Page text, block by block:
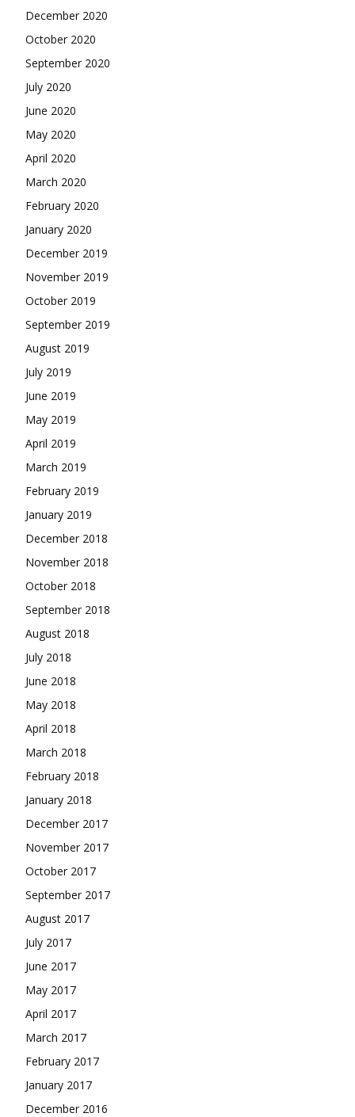
December 2020
October 2020
September 2020
July 2020
June 2020
May 2020
April 2020
March 2020
February 2020
January 2020
December 2019
November 2019
October 2019
September 2019
August 2019
July 2019
June 2019
May 2019
April 2019
March 2019
February 2019
January 2019
December 2018
November 2018
October 2018
September 2018
August 2018
July 2018
June 2018
May 2018
April 2018
March 2018
February 2018
January 2018
December 2017
November 2017
October 2017
September 2017
August 2017
July 2017
June 2017
May 2017
April 2017
March 2017
February 2017
January 2017
December 2016